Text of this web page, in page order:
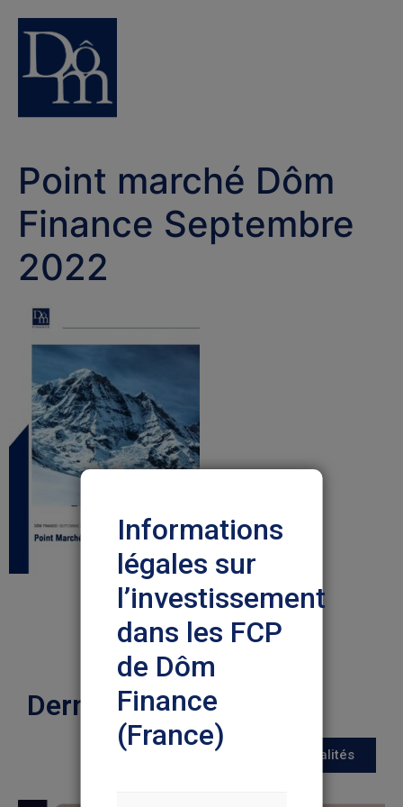
Point marché Dôm
Finance Septembre
2022
Dernières actualités
Toutes les actualités
Informations
légales sur
l’investissement
dans les FCP
de Dôm
Finance
(France)